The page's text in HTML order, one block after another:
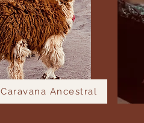
Caravana Ancestral